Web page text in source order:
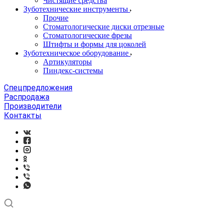
Зуботехнические инструменты
Прочие
Стоматологические диски отрезные
Стоматологические фрезы
Штифты и формы для цоколей
Зуботехническое оборудование
Артикуляторы
Пиндекс-системы
Спецпредложения
Распродажа
Производители
Контакты